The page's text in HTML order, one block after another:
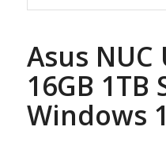
Asus NUC
16GB 1TB
Windows